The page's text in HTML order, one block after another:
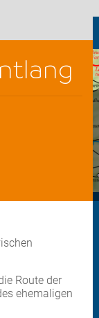
Route der
ehemaligen